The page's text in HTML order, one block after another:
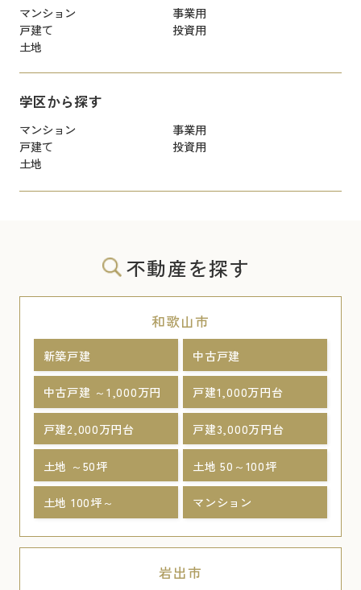
マンション
事業用
戸建て
投資用
土地
学区から探す
マンション
事業用
戸建て
投資用
土地
不動産を探す
和歌山市
新築戸建 中古戸建
中古戸建 ～1,000万円 戸建1,000万円台
戸建2,000万円台 戸建3,000万円台
土地 ～50坪 土地 50～100坪
土地 100坪～ マンション
岩出市